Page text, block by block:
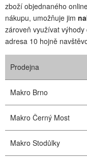
zboží objednaného
nákupu, umožňuje jim
zároveň využívat
adresa 10 hojně
Prodejna
Makro Brno
Makro Černý Most
Makro Stodůlky